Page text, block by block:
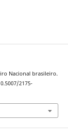
Nacional brasileiro.
2175-